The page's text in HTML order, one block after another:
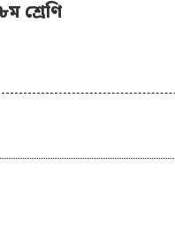
শ্রেণি